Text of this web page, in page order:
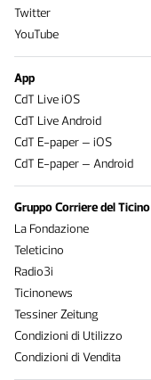
Twitter
YouTube
App
CdT Live iOS
CdT Live Android
CdT E-paper – iOS
CdT E-paper – Android
Gruppo Corriere del Ticino
La Fondazione
Teleticino
Radio3i
Ticinonews
Tessiner Zeitung
Condizioni di Utilizzo
Condizioni di Vendita